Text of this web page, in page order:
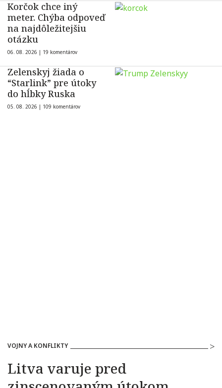
Korčok chce iný
meter. Chýba odpoveď
na najdôležitejšiu
otázku
06. 08. 2026 | 19 komentárov
Zelenskyj žiada o
“Starlink” pre útoky
do hĺbky Ruska
05. 08. 2026 | 109 komentárov
VOJNY A KONFLIKTY
Litva varuje pred